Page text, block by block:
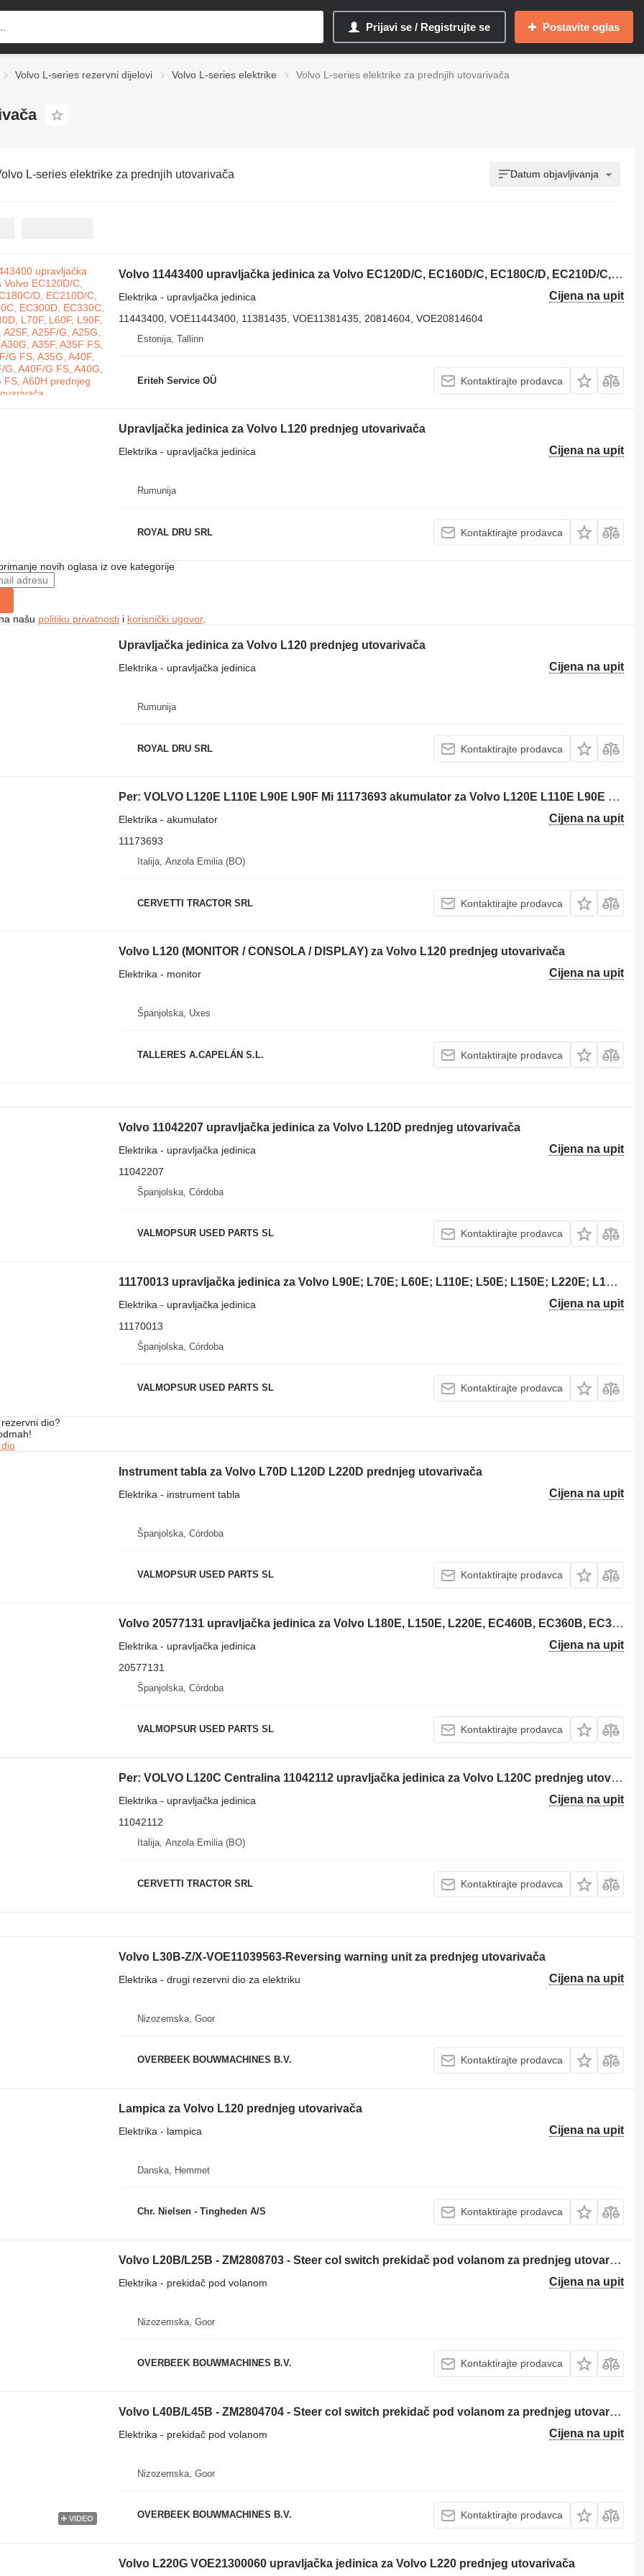
Prijavi se / Registrujte se Postavite oglas
Volvo L-series rezervni dijelovi Volvo L-series elektrike Volvo L-series elektrike za prednjih utovarivača
L-series elektrike za prednjih utovarivača Datum objavljivanja
Volvo 11443400 upravljačka jedinica za Volvo EC120D/C, EC160D/C, EC180C/D, EC210D/C, EC220D, EC290C, EC300D, EC330C, EC380D, EC480D, L70F, L60F, L90F, L110E, L120E, A25F, A25F/G, A25G, A30F, A30F/G, A30G, A35F, A35F FS, A35F/G, A35F/G FS, A35G, A40F, A40F FS, A40F/G, A40F/G FS, A40G, A45G, A45G FS, A60H prednjeg utovarivača
Cijena na upit
Elektrika - upravljačka jedinica
11443400, VOE11443400, 11381435, VOE11381435, 20814604, VOE20814604
Estonija, Tallinn
Eriteh Service OÜ Kontaktirajte prodavca
Upravljačka jedinica za Volvo L120 prednjeg utovarivača
Cijena na upit
Elektrika - upravljačka jedinica
Rumunija
ROYAL DRU SRL Kontaktirajte prodavca
novih oglasa iz ove kategorije
našu politiku privatnostii korisnički ugovor.
Upravljačka jedinica za Volvo L120 prednjeg utovarivača
Cijena na upit
Elektrika - upravljačka jedinica
Rumunija
ROYAL DRU SRL Kontaktirajte prodavca
Per: VOLVO L120E L110E L90E L90F Mi 11173693 akumulator za Volvo L120E L110E L90E L90F prednjeg utovarivača
Cijena na upit
Elektrika - akumulator
11173693
Italija, Anzola Emilia (BO)
CERVETTI TRACTOR SRL Kontaktirajte prodavca
Volvo L120 (MONITOR / CONSOLA / DISPLAY) za Volvo L120 prednjeg utovarivača
Cijena na upit
Elektrika - monitor
Španjolska, Uxes
TALLERES A.CAPELÁN S.L. Kontaktirajte prodavca
Volvo 11042207 upravljačka jedinica za Volvo L120D prednjeg utovarivača
Cijena na upit
Elektrika - upravljačka jedinica
11042207
Španjolska, Córdoba
VALMOPSUR USED PARTS SL Kontaktirajte prodavca
11170013 upravljačka jedinica za Volvo L90E; L70E; L60E; L110E; L50E; L150E; L220E; L180E; L150E; L120E; L110E; L180E; L220D; L50D; L70D; L90D; L120D; L150D; L180D; L180D; L330D; L220E; L150E; L180E; L180E; L330E; L120E; L330D; L220E; L150E; L180E; L180E; L330E; L120E; L330D; L220E; L150E; L180E; L180E; L330E; L120E; prednjeg utovarivača
Cijena na upit
Elektrika - upravljačka jedinica
11170013
Španjolska, Córdoba
VALMOPSUR USED PARTS SL Kontaktirajte prodavca
dio?
Instrument tabla za Volvo L70D L120D L220D prednjeg utovarivača
Cijena na upit
Elektrika - instrument tabla
Španjolska, Córdoba
VALMOPSUR USED PARTS SL Kontaktirajte prodavca
Volvo 20577131 upravljačka jedinica za Volvo L180E, L150E, L220E, EC460B, EC360B, EC330B, A40D. A35D, A30D, A25D prednjeg utovarivača
Cijena na upit
Elektrika - upravljačka jedinica
20577131
Španjolska, Córdoba
VALMOPSUR USED PARTS SL Kontaktirajte prodavca
Per: VOLVO L120C Centralina 11042112 upravljačka jedinica za Volvo L120C prednjeg utovarivača
Cijena na upit
Elektrika - upravljačka jedinica
11042112
Italija, Anzola Emilia (BO)
CERVETTI TRACTOR SRL Kontaktirajte prodavca
Volvo L30B-Z/X-VOE11039563-Reversing warning unit za prednjeg utovarivača
Cijena na upit
Elektrika - drugi rezervni dio za elektriku
Nizozemska, Goor
OVERBEEK BOUWMACHINES B.V. Kontaktirajte prodavca
Lampica za Volvo L120 prednjeg utovarivača
Cijena na upit
Elektrika - lampica
Danska, Hemmet
Chr. Nielsen - Tingheden A/S Kontaktirajte prodavca
Volvo L20B/L25B - ZM2808703 - Steer col switch prekidač pod volanom za prednjeg utovarivača
Cijena na upit
Elektrika - prekidač pod volanom
Nizozemska, Goor
OVERBEEK BOUWMACHINES B.V. Kontaktirajte prodavca
VIDEO
Volvo L40B/L45B - ZM2804704 - Steer col switch prekidač pod volanom za prednjeg utovarivača
Cijena na upit
Elektrika - prekidač pod volanom
Nizozemska, Goor
OVERBEEK BOUWMACHINES B.V. Kontaktirajte prodavca
Volvo L220G VOE21300060 upravljačka jedinica za Volvo L220 prednjeg utovarivača